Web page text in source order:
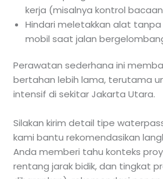
kerja (misalnya kontrol
Hindari meletakkan alat
mobil saat jalan
Perawatan sederhana ini
bertahan lebih lama, terutama
intensif di sekitar Jakarta Utara.
Silakan kirim detail tipe
kami bantu rekomendasikan
Anda memberi tahu konteks
rentang jarak bidik, dan tingkat